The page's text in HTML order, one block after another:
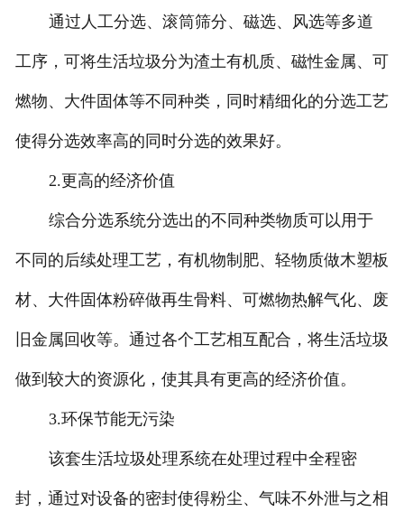
通过人工分选、滚筒筛分、磁选、风选等多道
工序，可将生活垃圾分为渣土有机质、磁性金属、可
燃物、大件固体等不同种类，同时精细化的分选工艺
使得分选效率高的同时分选的效果好。
2.更高的经济价值
综合分选系统分选出的不同种类物质可以用于
不同的后续处理工艺，有机物制肥、轻物质做木塑板
材、大件固体粉碎做再生骨料、可燃物热解气化、废
旧金属回收等。通过各个工艺相互配合，将生活垃圾
做到较大的资源化，使其具有更高的经济价值。
3.环保节能无污染
该套生活垃圾处理系统在处理过程中全程密
封，通过对设备的密封使得粉尘、气味不外泄与之相